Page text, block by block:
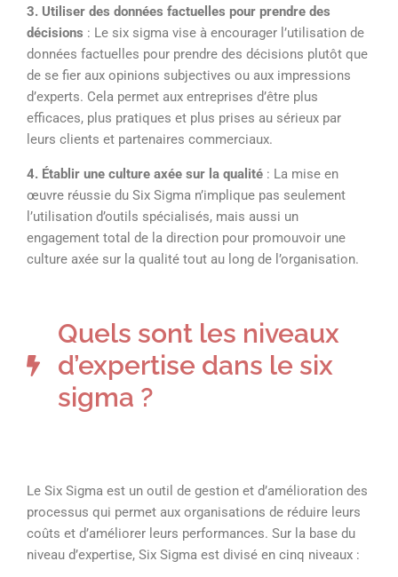
3. Utiliser des données factuelles pour prendre des
décisions : Le six sigma vise à encourager l’utilisation de
données factuelles pour prendre des décisions plutôt que
de se fier aux opinions subjectives ou aux impressions
d’experts. Cela permet aux entreprises d’être plus
efficaces, plus pratiques et plus prises au sérieux par
leurs clients et partenaires commerciaux.
4. Établir une culture axée sur la qualité : La mise en
œuvre réussie du Six Sigma n’implique pas seulement
l’utilisation d’outils spécialisés, mais aussi un
engagement total de la direction pour promouvoir une
culture axée sur la qualité tout au long de l’organisation.
Quels sont les niveaux
d’expertise dans le six
sigma ?
Le Six Sigma est un outil de gestion et d’amélioration des
processus qui permet aux organisations de réduire leurs
coûts et d’améliorer leurs performances. Sur la base du
niveau d’expertise, Six Sigma est divisé en cinq niveaux :